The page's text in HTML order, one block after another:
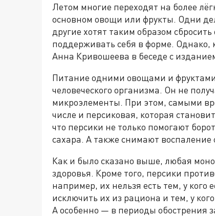
Летом многие переходят на более
основном овощи или фрукты. Одни
другие хотят таким образом
поддерживать себя в форме. Однако,
Анна Кривошеева в беседе с
Питание одними овощами и
человеческого организма. Он не
микроэлементы. При этом, самыми
числе и персиковая, которая
что персики не только помогают
сахара. А также снимают воспаление
Как и было сказано выше, любая
здоровья. Кроме того, персики
например, их нельзя есть тем, у
исключить их из рациона и тем, у
А особенно — в периоды обострения